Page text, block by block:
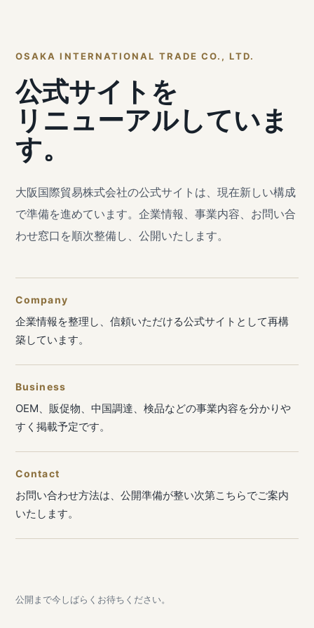
OSAKA INTERNATIONAL TRADE CO., LTD.
公式サイトを
リニューアルしていま
す。
大阪国際貿易株式会社の公式サイトは、現在新しい構成
で準備を進めています。企業情報、事業内容、お問い合
わせ窓口を順次整備し、公開いたします。
Company
企業情報を整理し、信頼いただける公式サイトとして再構
築しています。
Business
OEM、販促物、中国調達、検品などの事業内容を分かりや
すく掲載予定です。
Contact
お問い合わせ方法は、公開準備が整い次第こちらでご案内
いたします。
公開まで今しばらくお待ちください。